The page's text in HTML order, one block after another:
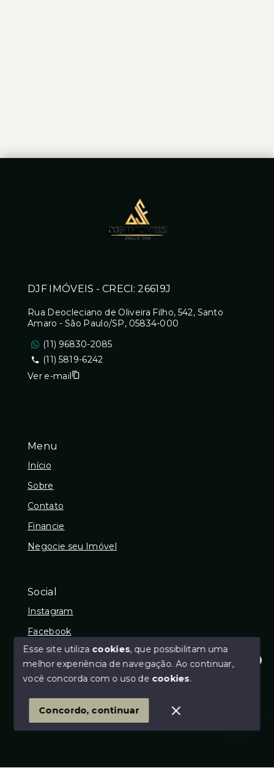
Olá! Estamos disponíveis para te ajudar.
Menu
Início
Sobre
Contato
Financie
Negocie seu Imóvel
Social
Instagram
Facebook
© Copyright 2026 - DJF IMÓVEIS - CRECI: 26619J -
SITE PARA IMOBILIARIA
DJF IMÓVEIS - CRECI: 26619J
Rua Deocleciano de Oliveira Filho, 542, Santo
Amaro - São Paulo/SP, 05834-000
(11) 96830-2085
(11) 5819-6242
Ver e-mail
Esse site utiliza cookies, que possibilitam uma
melhor experiência de navegação.Ao continuar,
você concorda com o uso de cookies.
Concordo, continuar